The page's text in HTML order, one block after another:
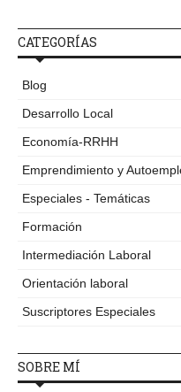
CATEGORÍAS
Blog
Desarrollo Local
Economía-RRHH
Emprendimiento y
Especiales - Temáticas
Formación
Intermediación Laboral
Orientación laboral
Suscriptores Especiales
SOBRE MÍ